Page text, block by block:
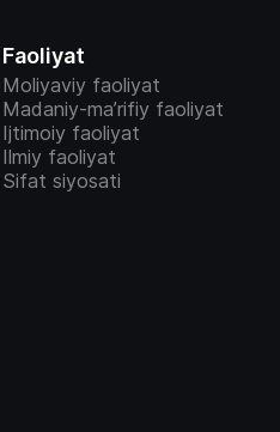
Faoliyat
Moliyaviy faoliyat
Madaniy-ma’rifiy faoliyat
Ijtimoiy faoliyat
Ilmiy faoliyat
Sifat siyosati